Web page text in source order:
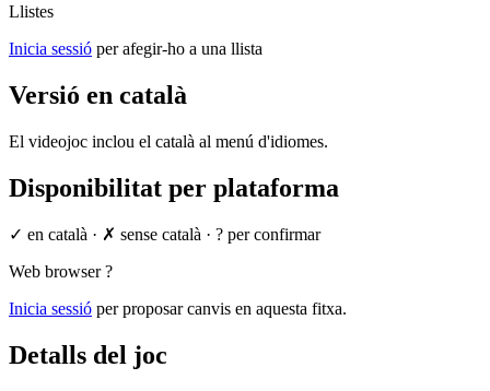
Llistes
Inicia sessió per afegir-ho a una llista
Versió en català
El videojoc inclou el català al menú d'idiomes.
Disponibilitat per plataforma
✓ en català · ✗ sense català · ? per confirmar
Web browser ?
Inicia sessió per proposar canvis en aquesta fitxa.
Detalls del joc